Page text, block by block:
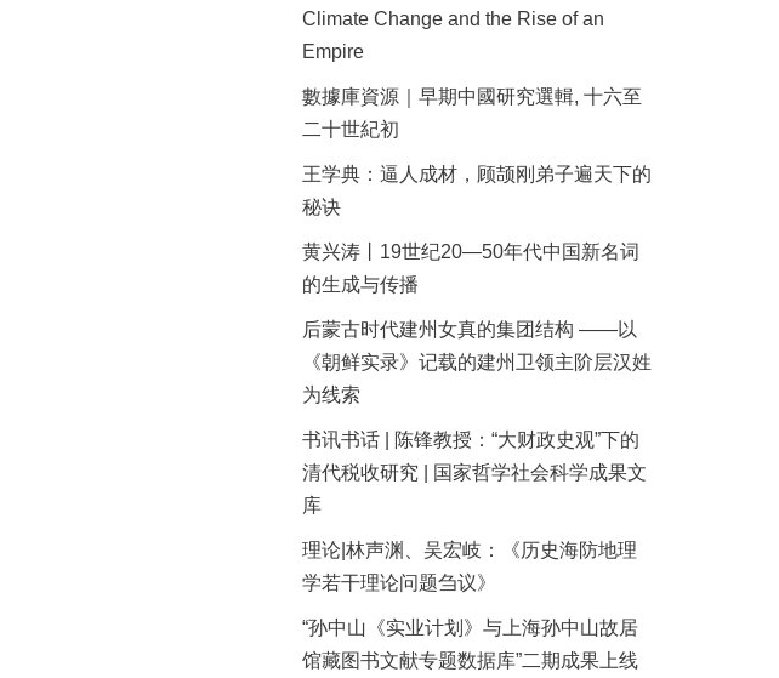
Climate Change and the Rise of an
Empire
數據庫資源｜早期中國研究選輯, 十六至
二十世紀初
王学典：逼人成材，顾颉刚弟子遍天下的
秘诀
黄兴涛丨19世纪20—50年代中国新名词
的生成与传播
后蒙古时代建州女真的集团结构 ——以
《朝鲜实录》记载的建州卫领主阶层汉姓
为线索
书讯书话 | 陈锋教授：“大财政史观”下的
清代税收研究 | 国家哲学社会科学成果文
库
理论|林声渊、吴宏岐：《历史海防地理
学若干理论问题刍议》
“孙中山《实业计划》与上海孙中山故居
馆藏图书文献专题数据库”二期成果上线